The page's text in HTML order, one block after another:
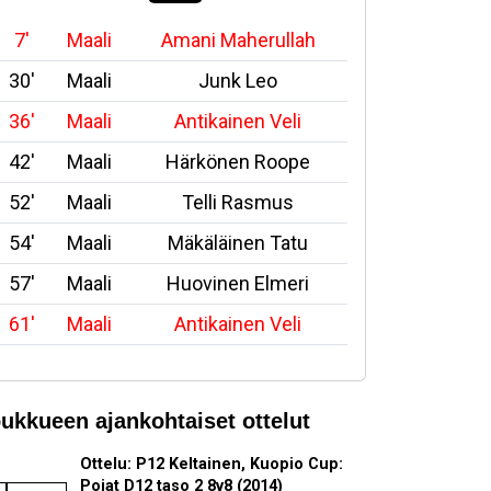
7' Maali
Amani Maherullah
30'
Maali
Junk Leo
36'
Maali
Antikainen Veli
42'
Maali
Härkönen Roope
52'
Maali
Telli Rasmus
54'
Maali
Mäkäläinen Tatu
57'
Maali
Huovinen Elmeri
61'
Maali Antikainen Veli
ajankohtaiset ottelut
Ottelu: P12 Keltainen, Kuopio Cup:
Pojat D12 taso 2 8v8 (2014)